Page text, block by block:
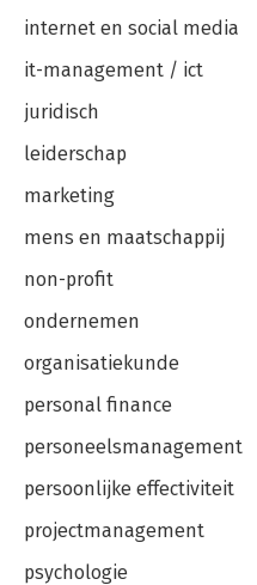
internet en social media
it-management / ict
juridisch
leiderschap
marketing
mens en maatschappij
non-profit
ondernemen
organisatiekunde
personal finance
personeelsmanagement
persoonlijke effectiviteit
projectmanagement
psychologie